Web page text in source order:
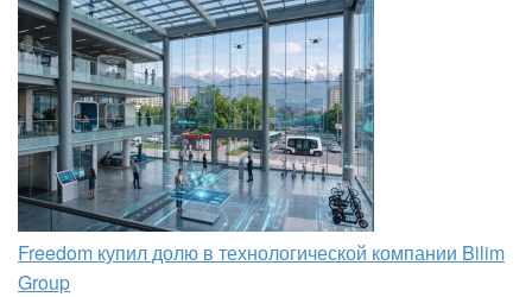
Freedom купил долю в технологической компании Bilim
Group